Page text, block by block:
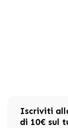
Iscriviti
di 10€ sul